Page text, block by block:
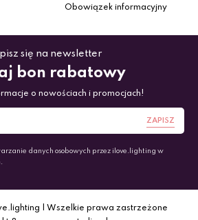
Obowiązek informacyjny
się na newsletter
bon rabatowy
o nowościach i promocjach!
ZAPISZ
danych osobowych przez ilove.lighting w
| Wszelkie prawa zastrzeżone